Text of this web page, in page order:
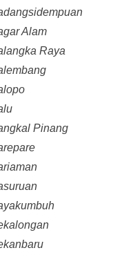
Alam
Raya
Pinang